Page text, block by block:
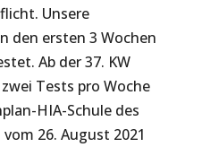
Unsere
den ersten 3 Wochen
Ab der 37. KW
Tests pro Woche
HIA-Schule des
26. August 2021